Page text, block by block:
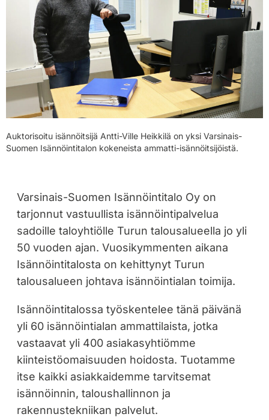
Auktorisoitu isännöitsijä Antti-Ville Heikkilä on yksi Varsinais-
Suomen Isännöintitalon kokeneista ammatti-isännöitsijöistä.
Varsinais-Suomen Isännöintitalo Oy on
tarjonnut vastuullista isännöintipalvelua
sadoille taloyhtiölle Turun talousalueella jo yli
50 vuoden ajan. Vuosikymmenten aikana
Isännöintitalosta on kehittynyt Turun
talousalueen johtava isännöintialan toimija.
Isännöintitalossa työskentelee tänä päivänä
yli 60 isännöintialan ammattilaista, jotka
vastaavat yli 400 asiakasyhtiömme
kiinteistöomaisuuden hoidosta. Tuotamme
itse kaikki asiakkaidemme tarvitsemat
isännöinnin, taloushallinnon ja
rakennustekniikan palvelut.